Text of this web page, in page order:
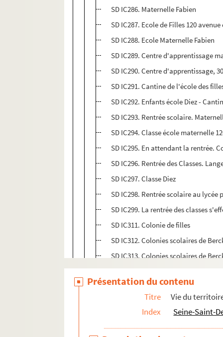
SD IC286. Maternelle Fabien
SD IC287. Ecole de Filles 120
SD IC288. Ecole Maternelle Fabien
SD IC289. Centre d'apprentissage
SD IC290. Centre d'apprentissage,
SD IC291. Cantine de l'école des
SD IC292. Enfants école Diez -
SD IC293. Rentrée scolaire.
SD IC294. Classe école maternelle
SD IC295. En attendant la rentrée.
SD IC296. Rentrée des Classes.
SD IC297. Classe Diez
SD IC298. Rentrée scolaire au lycée
SD IC299. La rentrée des classes
SD IC311. Colonie de filles
SD IC312. Colonies scolaires de
SD IC313. Colonies scolaires de
SD IC314. Colonies scolaires de
SD IC315. Colonies scolaires de
SD IC316. Colonie scolaire de
SD IC317. Habillement des
Présentation du contenu
Titre
Vie du
Index
Seine-Saint-